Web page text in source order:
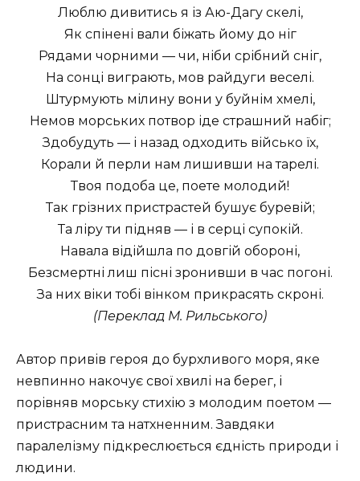
Люблю дивитись я із Аю-Дагу скелі,
Як спінені вали біжать йому до ніг
Рядами чорними — чи, ніби срібний сніг,
На сонці виграють, мов райдуги веселі.
Штурмують мілину вони у буйнім хмелі,
Немов морських потвор іде страшний набіг;
Здобудуть — і назад одходить військо їх,
Корали й перли нам лишивши на тарелі.
Твоя подоба це, поете молодий!
Так грізних пристрастей бушує буревій;
Та ліру ти підняв — і в серці супокій.
Навала відійшла по довгій обороні,
Безсмертні лиш пісні зронивши в час погоні.
За них віки тобі вінком прикрасять скроні.
(Переклад М. Рильського)
Автор привів героя до бурхливого моря, яке
невпинно накочує свої хвилі на берег, і
порівняв морську стихію з молодим поетом —
пристрасним та натхненним. Завдяки
паралелізму підкреслюється єдність природи і
людини.